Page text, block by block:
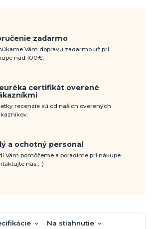
zadarmo
Vám dopravu zadarmo už pri
nad 100€.
certifikát overené
recenzie sú od našich overených
a ochotný personal
Vám pomôžeme a poradíme pri nákupe.
nás ;-)
Na stiahnutie